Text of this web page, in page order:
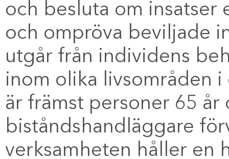
och besluta om insatser
och ompröva beviljade
utgår från individens
inom olika livsområden
är främst personer 65
biståndshandläggare
verksamheten håller en